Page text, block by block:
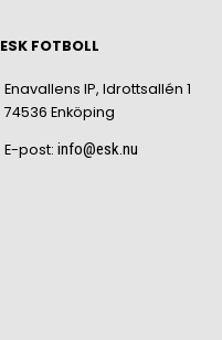
ESK FOTBOLL
Enavallens IP, Idrottsallén 1
74536 Enköping
E-post:info@esk.nu